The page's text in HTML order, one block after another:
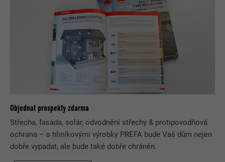
Objednat prospekty zdarma
Střecha, fasáda, solár, odvodnění střechy & protipovodňová
ochrana – s hliníkovými výrobky PREFA bude Váš dům nejen
dobře vypadat, ale bude také dobře chráněn.